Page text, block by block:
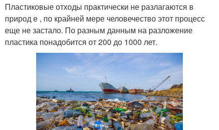
Пластиковые отходы практически не разлагаются в
природ е , по крайней мере человечество этот процесс
еще не застало. По разным данным на разложение
пластика понадобится от 200 до 1000 лет.